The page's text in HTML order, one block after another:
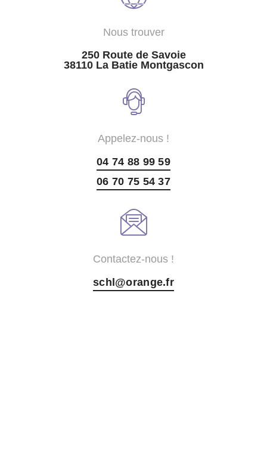
Nous trouver
250 Route de Savoie
38110 La Batie Montgascon
Appelez-nous !
04 74 88 99 59
06 70 75 54 37
Contactez-nous !
schl@orange.fr